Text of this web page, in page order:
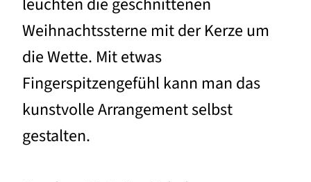
Weihnachtssterne mit der Kerze um
die Wette. Mit etwas
Fingerspitzengefühl kann man das
kunstvolle Arrangement selbst
gestalten.